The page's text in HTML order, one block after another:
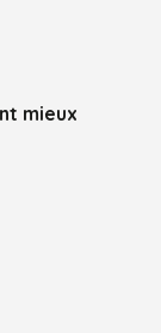
mieux